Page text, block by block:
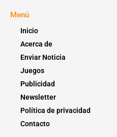
Menú
Inicio
Acerca de
Enviar Noticia
Juegos
Publicidad
Newsletter
Política de privacidad
Contacto